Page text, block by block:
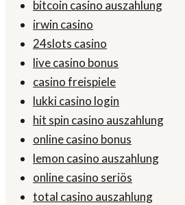
bitcoin casino auszahlung
irwin casino
24slots casino
live casino bonus
casino freispiele
lukki casino login
hit spin casino auszahlung
online casino bonus
lemon casino auszahlung
online casino seriös
total casino auszahlung